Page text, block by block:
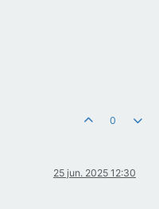
0
25 jun. 2025 12:30